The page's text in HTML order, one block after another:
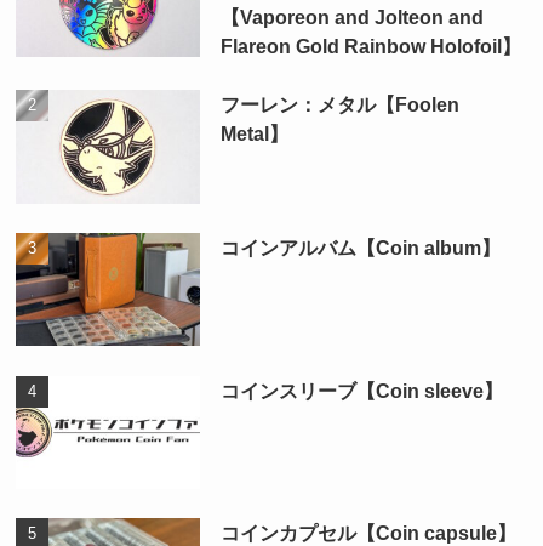
【Vaporeon and Jolteon and
Flareon Gold Rainbow Holofoil】
フーレン：メタル【Foolen
Metal】
コインアルバム【Coin album】
コインスリーブ【Coin sleeve】
コインカプセル【Coin capsule】